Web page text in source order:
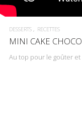
DESSERTS RECETTES
MINI CAKE
Au top pour le goûter